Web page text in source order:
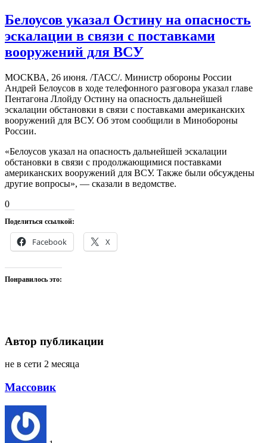
Белоусов указал Остину на опасность
эскалации в связи с поставками
вооружений для ВСУ
МОСКВА, 26 июня. /ТАСС/. Министр обороны России
Андрей Белоусов в ходе телефонного разговора указал главе
Пентагона Ллойду Остину на опасность дальнейшей
эскалации обстановки в связи с поставками американских
вооружений для ВСУ. Об этом сообщили в Минобороны
России.
«Белоусов указал на опасность дальнейшей эскалации
обстановки в связи с продолжающимися поставками
американских вооружений для ВСУ. Также были обсуждены
другие вопросы», — сказали в ведомстве.
0
Поделиться ссылкой:
Facebook X
Понравилось это:
Автор публикации
не в сети 2 месяца
Массовик